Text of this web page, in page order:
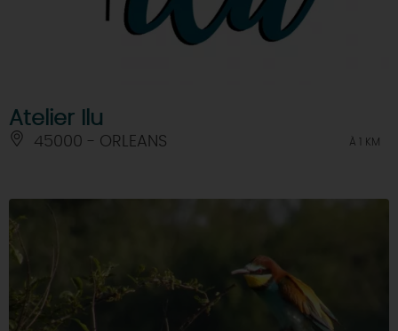
Atelier Ilu
45000 - ORLEANS À 1 KM